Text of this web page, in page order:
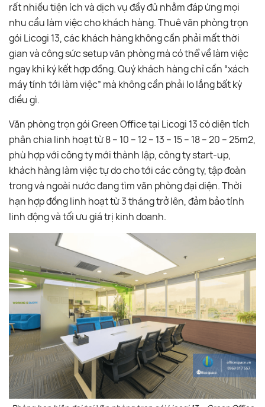
rất nhiều tiện ích và dịch vụ đầy đủ nhằm đáp ứng mọi
nhu cầu làm việc cho khách hàng. Thuê văn phòng trọn
gói Licogi 13, các khách hàng không cần phải mất thời
gian và công sức setup văn phòng mà có thể về làm việc
ngay khi ký kết hợp đồng. Quý khách hàng chỉ cần “xách
máy tính tới làm việc” mà không cần phải lo lắng bất kỳ
điều gì.
Văn phòng trọn gói Green Office tại Licogi 13 có diện tích
phân chia linh hoạt từ 8 – 10 – 12 – 13 – 15 – 18 – 20 – 25m2,
phù hợp với công ty mới thành lập, công ty start-up,
khách hàng làm việc tự do cho tới các công ty, tập đoàn
trong và ngoài nước đang tìm văn phòng đại diện. Thời
hạn hợp đồng linh hoạt từ 3 tháng trở lên, đảm bảo tính
linh động và tối ưu giá trị kinh doanh.